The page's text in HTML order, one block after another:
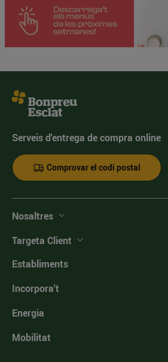
Serveis d'entrega de compra online
Comprovar el codi postal
Nosaltres
Targeta Client
Establiments
Incorpora't
Energia
Mobilitat